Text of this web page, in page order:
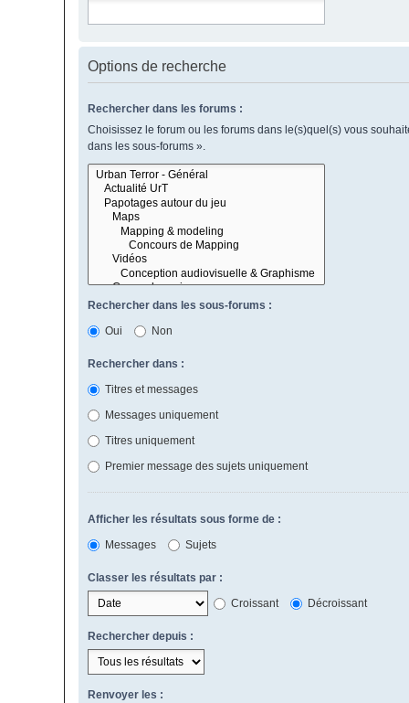
Options de recherche
Rechercher dans les forums :
Choisissez le forum ou les forums dans le(s)quel(s) vous
dans les sous-forums ».
Rechercher dans les sous-forums :
Oui
Non
Rechercher dans :
Titres et messages
Messages uniquement
Titres uniquement
Premier message des sujets uniquement
Afficher les résultats sous forme de :
Messages
Sujets
Classer les résultats par :
Croissant
Décroissant
Rechercher depuis :
Renvoyer les :